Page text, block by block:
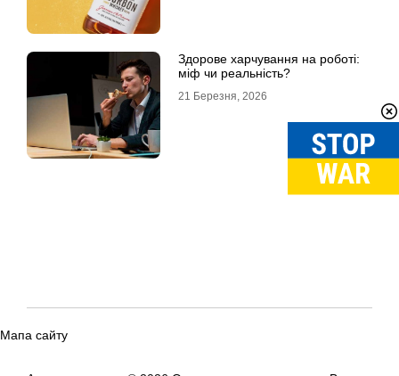
Здорове харчування на роботі:
міф чи реальність?
21 Березня, 2026
Мапа сайту